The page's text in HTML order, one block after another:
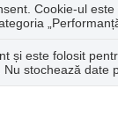
Cookie-ul
și este folosit
stochează date